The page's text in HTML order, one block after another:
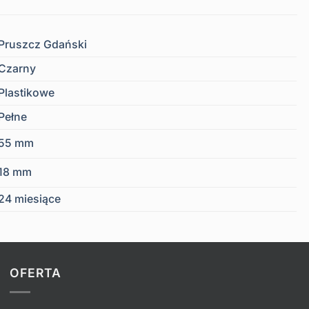
Gdański
mm
mm
miesiące
OFERTA